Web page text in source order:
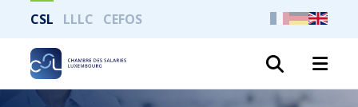
CSL LLLC CEFOS